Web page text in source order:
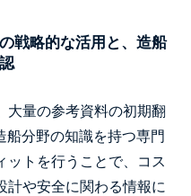
戦略的な活用と、造船
大量の参考資料の初期翻
船分野の知識を持つ専門
ットを行うことで、コス
計や安全に関わる情報に